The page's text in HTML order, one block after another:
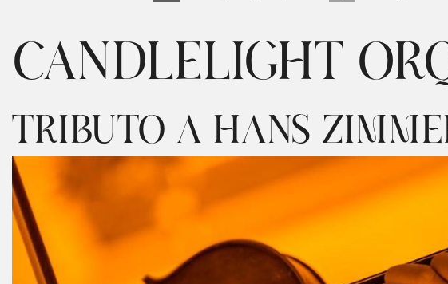
CANDLELIGHT
TRIBUTO A HANS